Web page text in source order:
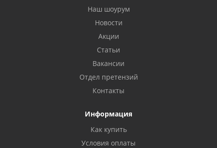
Наш шоурум
Новости
Акции
Статьи
Вакансии
Отдел претензий
Контакты
Информация
Как купить
Условия оплаты